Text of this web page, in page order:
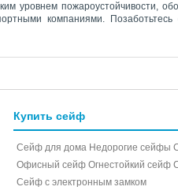
уровнем пожароустойчивости,
компаниями.
Купить сейф
Сейф для дома Недорогие сейфы
Офисный сейф Огнестойкий сейф
Cейф с электронным замком